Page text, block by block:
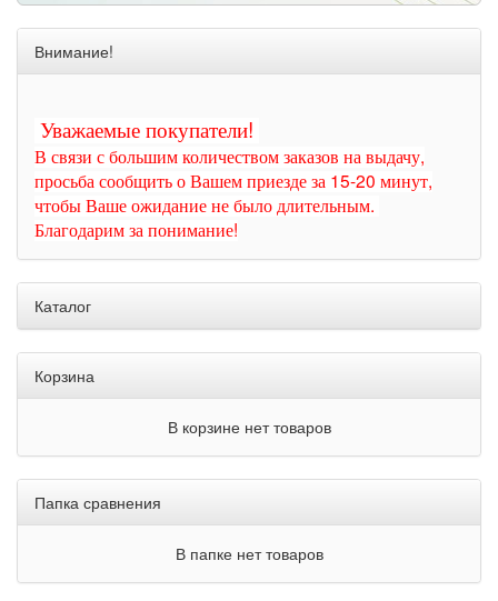
Внимание!
Уважаемые покупатели!
В связи с большим количеством заказов на выдачу,
просьба сообщить о Вашем приезде за 15-20 минут,
чтобы Ваше ожидание не было длительным.
Благодарим за понимание!
Каталог
Корзина
В корзине нет товаров
Папка сравнения
В папке нет товаров